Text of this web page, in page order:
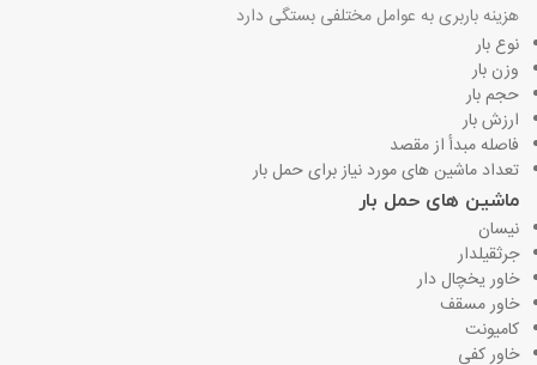
هزینه باربری به عوامل مختلفی بستگی دارد
نوع بار
وزن بار
حجم بار
ارزش بار
فاصله مبدأ از مقصد
تعداد ماشین های مورد نیاز برای حمل بار
ماشین های حمل بار
نیسان
جرثقیلدار
خاور یخچال دار
خاور مسقف
کامیونت
خاور کفی